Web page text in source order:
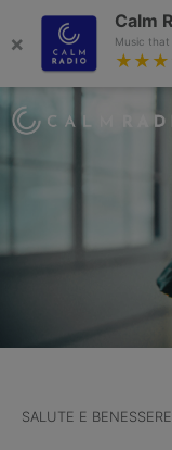
×
Calm
Music that
SALUTE E BENESSERE